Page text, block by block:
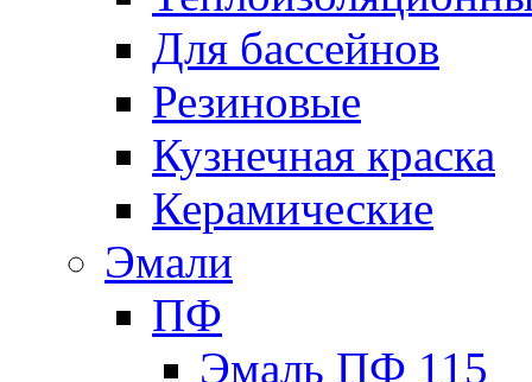
Для бассейнов
Резиновые
Кузнечная краска
Керамические
Эмали
ПФ
Эмаль ПФ 115